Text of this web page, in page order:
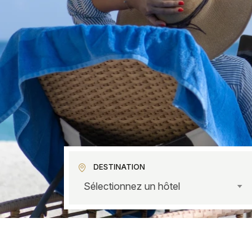
DESTINATION
Sélectionnez un hôtel
Fil d'Ariane